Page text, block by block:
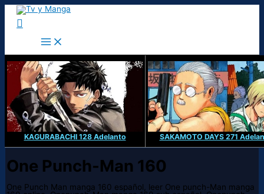
Ir
contenido
Buscar
KAGURABACHI 128 Adelanto SAKAMOTO DAYS 271
One Punch-Man 160
One Punch Man manga 160 español, leer One punch-Man manga